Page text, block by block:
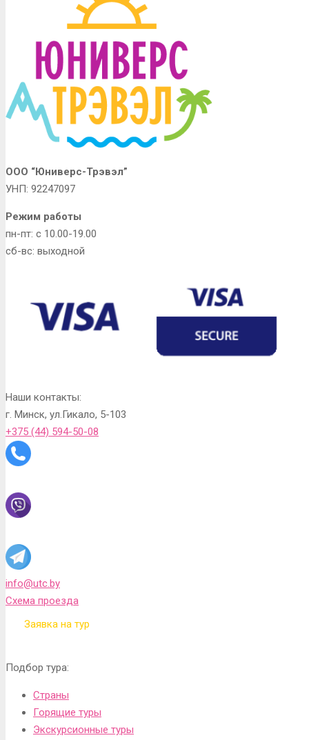
ООО “Юниверс-Трэвэл”
УНП: 92247097
Режим работы
пн-пт: с 10.00-19.00
сб-вс: выходной
Наши контакты:
г. Минск, ул.Гикало, 5-103
+375 (44) 594-50-08
info@utc.by
Схема проезда
Заявка на тур
Подбор тура:
Страны
Горящие туры
Экскурсионные туры